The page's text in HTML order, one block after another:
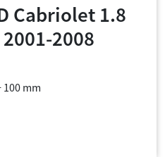
Cabriolet 1.8
2008
100 mm